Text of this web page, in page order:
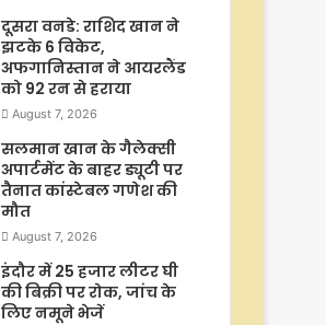
दूसरा वनडे: राशिद खान ने
झटके 6 विकेट,
अफगानिस्तान ने आयरलैंड
को 92 रन से हराया
August 7, 2026
सलमान खान के गैलेक्सी
अपार्टमेंट के बाहर ड्यूटी पर
तैनात कांस्टेबल गणेश की
मौत
August 7, 2026
इंदौर में 25 हजार लीटर घी
की बिक्री पर रोक, जांच के
लिए नमूने भेजें